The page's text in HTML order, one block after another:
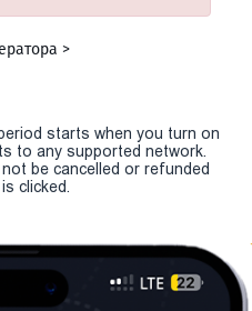
>
starts when you turn on
to any supported network.
be cancelled or refunded
clicked.